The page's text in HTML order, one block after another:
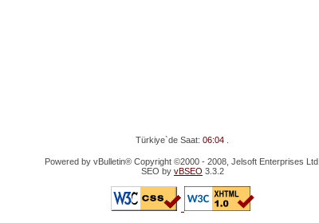
Türkiye`de Saat:06:04
Powered by vBulletin® Copyright ©2000 - 2008, Jelsoft Enterprises Ltd.
SEO by vBSEO 3.3.2